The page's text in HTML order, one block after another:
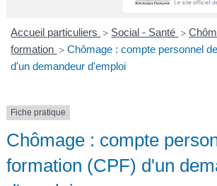
R
E
Accueil particuliers > Social - Santé >
formation > Chômage : compte personnel
d'un demandeur d'emploi
Fiche pratique
Chômage : compte
formation (CPF) d'un